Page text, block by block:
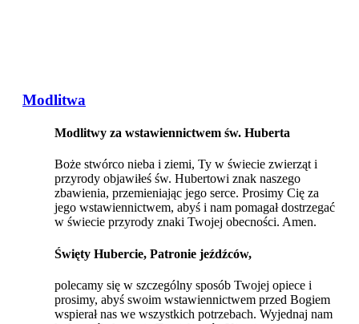
Modlitwa
Modlitwy za wstawiennictwem św. Huberta
Boże stwórco nieba i ziemi, Ty w świecie zwierząt i
przyrody objawiłeś św. Hubertowi znak naszego
zbawienia, przemieniając jego serce. Prosimy Cię za
jego wstawiennictwem, abyś i nam pomagał dostrzegać
w świecie przyrody znaki Twojej obecności. Amen.
Święty Hubercie, Patronie jeźdźców,
polecamy się w szczególny sposób Twojej opiece i
prosimy, abyś swoim wstawiennictwem przed Bogiem
wspierał nas we wszystkich potrzebach. Wyjednaj nam